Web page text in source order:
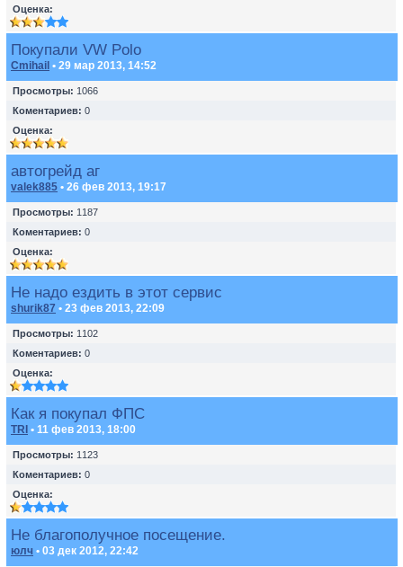
Оценка:
Покупали VW Polo
Cmihail • 29 мар 2013, 14:52
Просмотры: 1066
Коментариев: 0
Оценка:
автогрейд аг
valek885 • 26 фев 2013, 19:17
Просмотры: 1187
Коментариев: 0
Оценка:
Не надо ездить в этот сервис
shurik87 • 23 фев 2013, 22:09
Просмотры: 1102
Коментариев: 0
Оценка:
Как я покупал ФПС
TRI • 11 фев 2013, 18:00
Просмотры: 1123
Коментариев: 0
Оценка:
Не благополучное посещение.
юлч • 03 дек 2012, 22:42